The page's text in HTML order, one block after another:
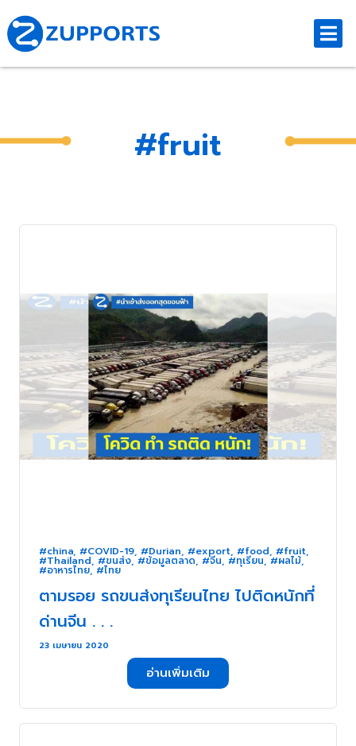
#fruit
#china, #COVID-19, #Durian, #export, #food, #fruit,
#Thailand, #ขนส่ง,#ข้อมูลตลาด, #จีน, #ทุเรียน,#ผลไม้,
#อาหารไทย, #ไทย
ตามรอย รถขนส่งทุเรียนไทย ไปติดหนักที่
ด่านจีน . . .
23 เมษายน 2020
อ่านเพิ่มเติม